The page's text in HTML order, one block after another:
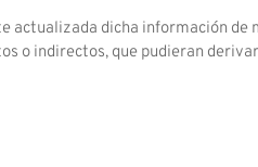
dicha información de
o indirectos, que pudieran